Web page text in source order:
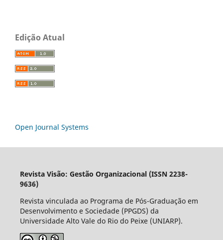
Edição Atual
Open Journal Systems
Revista Visão: Gestão Organizacional (ISSN 2238-
9636)
Revista vinculada ao Programa de Pós-Graduação em
Desenvolvimento e Sociedade (PPGDS) da
Universidade Alto Vale do Rio do Peixe (UNIARP).